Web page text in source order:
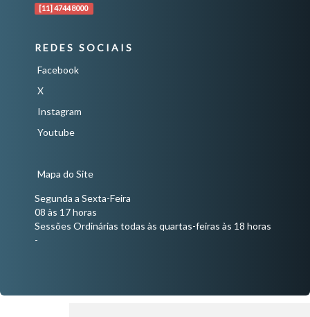
[11] 4744 8000
REDES SOCIAIS
Facebook
X
Instagram
Youtube
Mapa do Site
Segunda a Sexta-Feira
08 às 17 horas
Sessões Ordinárias todas às quartas-feiras às 18 horas
-